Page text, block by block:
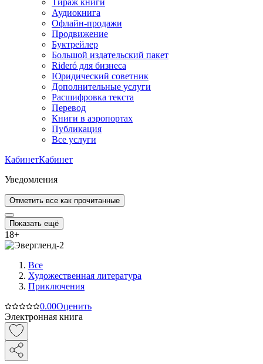
Тираж книги
Аудиокнига
Офлайн-продажи
Продвижение
Буктрейлер
Большой издательский пакет
Rideró для бизнеса
Юридический советник
Дополнительные услуги
Расшифровка текста
Перевод
Книги в аэропортах
Публикация
Все услуги
КабинетКабинет
Уведомления
Отметить все как прочитанные
Показать ещё
18+
Все
Художественная литература
Приключения
0.00Оценить
Электронная книга